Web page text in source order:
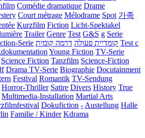
Comédie dramatique Drame
Court métrage Mélodrame Spot 가족
Kurzfilm Fiction Licht-Spektakel
Trailer Genre Test G&S g Serie
Serie קומדיית פעולה דרמה קומית
Test c
Young Fiction TV-Serie
Science Fiction Tanzfilm Science-Fiction
Drama TV-Serie Biographie Docutainment
Festival Romantik TV-Sendung
Horror-Thriller Satire Divers History True
Multimedia-Installation Martial Arts
Dokufiction - Austellung Halle
Familie / Kinder Kdrama